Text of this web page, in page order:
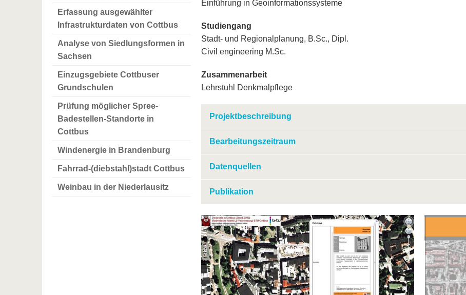
Erfassung ausgewählter
Infrastrukturdaten von Cottbus
Analyse von Siedlungsformen in
Sachsen
Einzugsgebiete Cottbuser
Grundschulen
Prüfung möglicher Spree-
Badestellen-Standorte in
Cottbus
Windenergie in Brandenburg
Fahrrad-(diebstahl)stadt Cottbus
Weinbau in der Niederlausitz
Einführung in Geoinformationssysteme
Studiengang
Stadt- und Regionalplanung, B.Sc., Dipl.
Civil engineering M.Sc.
Zusammenarbeit
Lehrstuhl Denkmalpflege
Projektbeschreibung
Bearbeitungszeitraum
Datenquellen
Publikation